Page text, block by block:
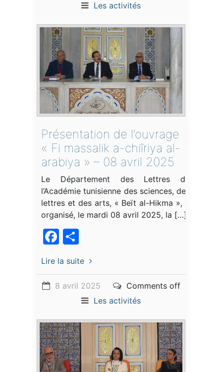
Les activités
Présentation de l’ouvrage
« Fi massalik a-chiîriya al-
arabiya » – 08 avril 2025
Le Département des Lettres de
l’Académie tunisienne des sciences, des
lettres et des arts, « Beït al-Hikma », a
organisé, le mardi 08 avril 2025, la […]
Facebook
Lire la suite
8 avril 2025
Comments off
Les activités